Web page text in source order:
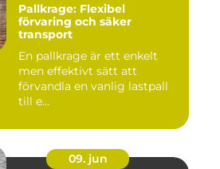
Pallkrage: Flexibel
förvaring och säker
transport
En pallkrage är ett enkelt
men effektivt sätt att
förvandla en vanlig lastpall
till e...
09. jun